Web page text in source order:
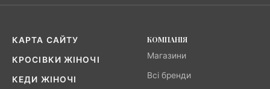
КАРТА САЙТУ
КРОСІВКИ ЖІНОЧІ
КЕДИ ЖІНОЧІ
КОМПАНІЯ
Магазини
Всі бренди